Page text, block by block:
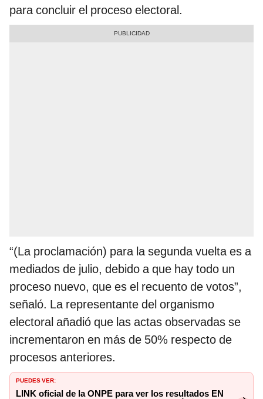
para concluir el proceso electoral.
“(La proclamación) para la segunda vuelta es a
mediados de julio, debido a que hay todo un
proceso nuevo, que es el recuento de votos”,
señaló. La representante del organismo
electoral añadió que las actas observadas se
incrementaron en más de 50% respecto de
procesos anteriores.
PUEDES VER:
LINK oficial de la ONPE para ver los resultados EN